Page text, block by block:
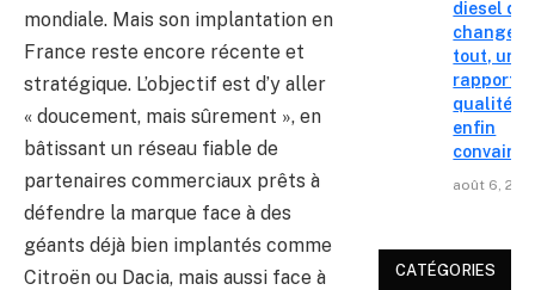
mondiale. Mais son implantation en
France reste encore récente et
stratégique. L’objectif est d’y aller
« doucement, mais sûrement », en
bâtissant un réseau fiable de
partenaires commerciaux prêts à
défendre la marque face à des
géants déjà bien implantés comme
Citroën ou Dacia, mais aussi face à
diesel qui
change
tout, un
rapport
qualité-
enfin
août 6,
CATÉGORIES